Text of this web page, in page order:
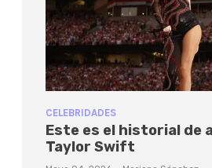
CELEBRIDADES
Este es el historial de
Taylor Swift